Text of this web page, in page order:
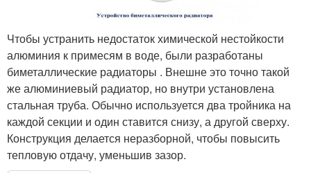
Чтобы устранить недостаток химической нестойкости
алюминия к примесям в воде, были разработаны
биметаллические радиаторы . Внешне это точно такой
же алюминиевый радиатор, но внутри установлена
стальная труба. Обычно используется два тройника на
каждой секции и один ставится снизу, а другой сверху.
Конструкция делается неразборной, чтобы повысить
тепловую отдачу, уменьшив зазор.